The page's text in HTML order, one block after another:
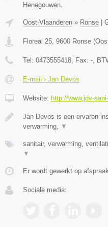
Henegouwen.
Oost-Vlaanderen » Ronse
Floreal 25 9600 Ronse (
Tel: 0473555418 , Fax: - ,
E-mail › Jan Devos
Website: http://www.jdv-
Jan Devos is een ervaren
verwarming,
▼
sanitair, verwarming,
▼
Er wordt gewerkt op afspraak.
Sociale media: